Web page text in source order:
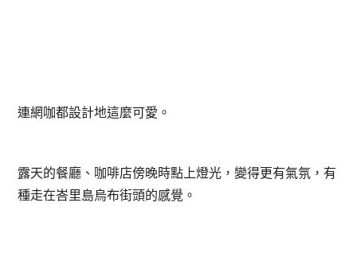
連網咖都設計地這麼可愛。
露天的餐廳、咖啡店傍晚時點上燈光，變得更有氣氛，有
種走在峇里島烏布街頭的感覺。